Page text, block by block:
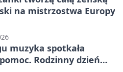
na mistrzostwa Europy
muzyka spotkała
Rodzinny dzień